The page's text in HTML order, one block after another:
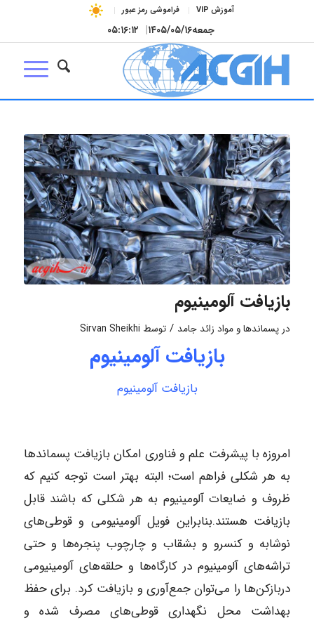
آموزش VIP فراموشی رمز عبور
جمعه۱۴۰۵/۰۵/۱۶| ۰۵:۱۶:۱۲
بازیافت آلومینیوم‌
در پسماندها و مواد زائد جامد / توسط Sirvan Sheikhi
بازیافت آلومینیوم‌
بازیافت آلومینیوم‌
امروزه با پیشرفت علم و فناوری امکان بازیافت پسماندها
به هر شکلی فراهم است؛ البته بهتر است توجه کنیم که
ظروف و ضایعات آلومینیوم به هر شکلی که باشند قابل
بازیافت هستند.بنابراین فویل آلومینیومی و قوطی‌های
نوشابه و کنسرو و بشقاب و چارچوب پنجره‌ها و حتی
تراشه‌های آلومینیوم در کارگاه‌ها و حلقه‌های آلومینیومی
دربازکن‌ها را می‌توان جمع‌آوری و بازیافت کرد. برای حفظ
بهداشت محل نگهداری قوطی‌های مصرف شده و